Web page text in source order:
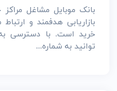
بانک موبایل مشاغل مراکز
بازاریابی هدفمند و
خرید است. با دسترسی
توانید به شماره...